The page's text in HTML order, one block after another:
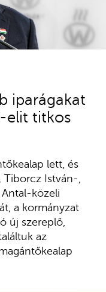
iparágakat
elit titkos
lett, és
István-,
közeli
a kormányzat
új szereplő,
az